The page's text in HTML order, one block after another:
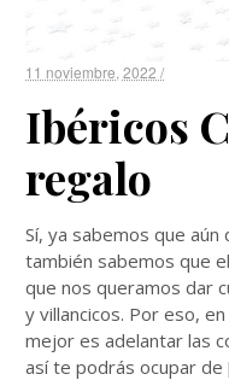
11 noviembre, 2022 /
Ibéricos
regalo
Sí, ya sabemos que
también sabemos que
que nos queramos dar
y villancicos. Por eso,
mejor es adelantar las
así te podrás ocupar